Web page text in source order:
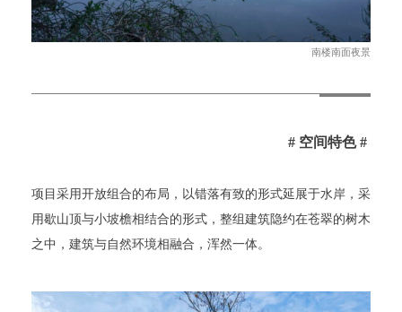
南楼南面夜景
# 空间特色 #
项目采用开放组合的布局，以错落有致的形式延展于水岸，采
用歇山顶与小坡檐相结合的形式，整组建筑隐约在苍翠的树木
之中，建筑与自然环境相融合，浑然一体。